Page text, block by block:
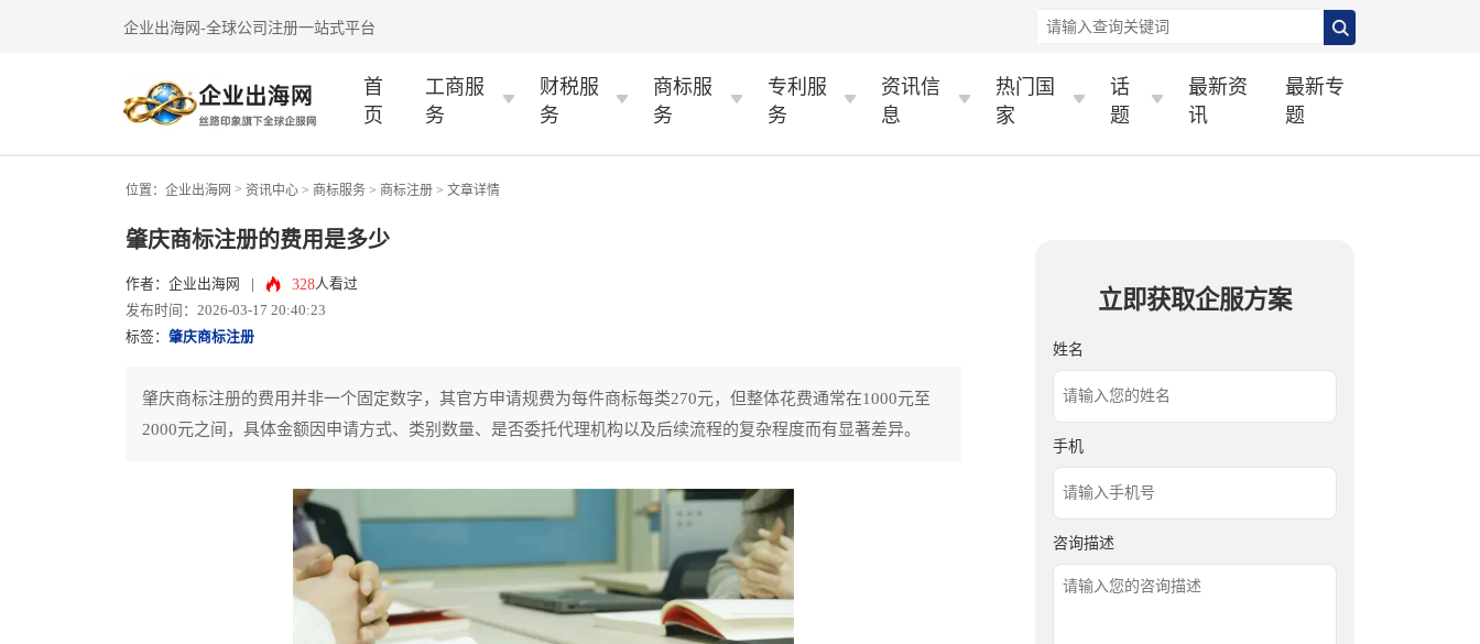
企业出海网-全球公司注册一站式平台
首
页
工商服
务
财税服
务
商标服
务
专利服
务
资讯信
息
热门国
家
话
题
最新资
讯
最新专
题
位置： 企业出海网 > 资讯中心 > 商标服务 > 商标注册 > 文章详情
肇庆商标注册的费用是多少
作者：企业出海网 328人看过
发布时间：2026-03-17 20:40:23
标签： 肇庆商标注册
肇庆商标注册的费用并非一个固定数字，其官方申请规费为每件商标每类270元，但整体花费通常在1000元至
2000元之间，具体金额因申请方式、类别数量、是否委托代理机构以及后续流程的复杂程度而有显著差异。
立即获取企服方案
姓名
手机
咨询描述